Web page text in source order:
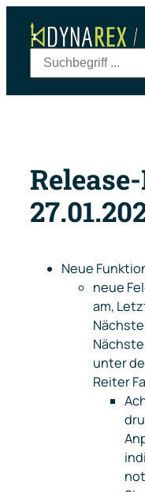
Inhalt
springen
u
c
Neue
neue
am,
unter
Reiter